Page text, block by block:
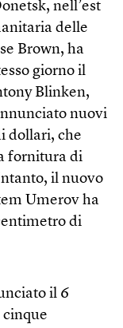
nell’est
delle
Brown, ha
giorno il
Blinken,
nuovi
dollari, che
fornitura di
il nuovo
Umerov ha
di
il 6
cinque